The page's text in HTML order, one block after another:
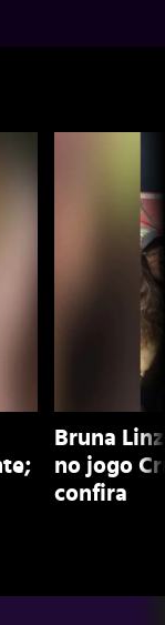
Bruna
no jogo
confira